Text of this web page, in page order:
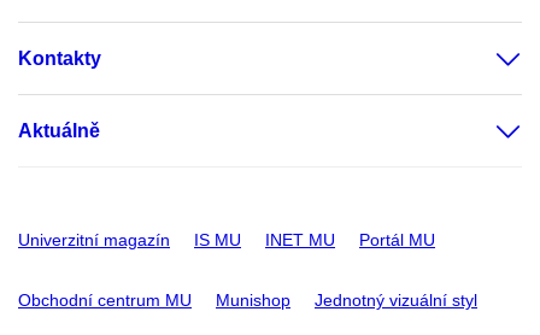
Kontakty
Aktuálně
Univerzitní magazín IS MU INET MU Portál MU
Obchodní centrum MU Munishop Jednotný vizuální styl